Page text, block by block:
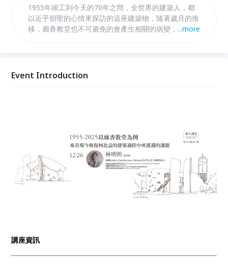
1955年竣工到今天的70年之間，全世界的建築人，都
以近乎朝聖的心情來探訪的這座建築物，隨著歲月的推
移，廊香教堂也不可避免的會產生相關的病變，需要專
實際操作方法，運用在這座現代主義的重要作品之上。
...more
Event Introduction
講座資訊